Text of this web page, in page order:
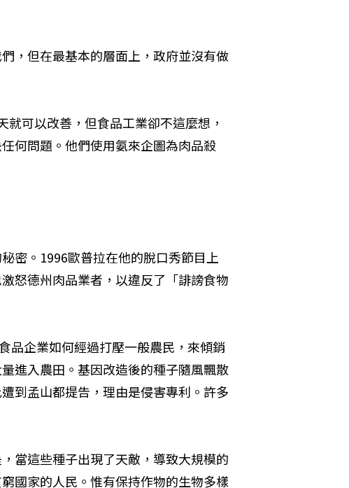
，但在最基本的層面上，政府並沒有做
可以改善，但食品工業卻不這麼想，
何問題。他們使用氨來企圖為肉品殺
密。1996歐普拉在他的脫口秀節目上
怒德州肉品業者，以違反了「誹謗食物
品企業如何經過打壓一般農民，來傾銷
進入農田。基因改造後的種子隨風飄散
到孟山都提告，理由是侵害專利。許多
當這些種子出現了天敵，導致大規模的
國家的人民。惟有保持作物的生物多樣